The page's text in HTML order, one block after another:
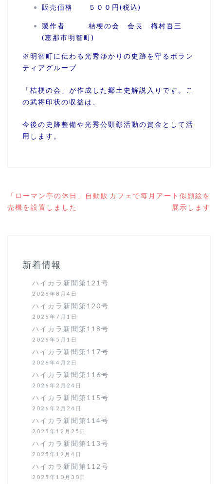
販売価格 ５００円(税込)
製作者 桔梗の会 会長 梅村吾三
(恵那市明智町)
※明智町に伝わる光秀ゆかりの史跡を守るボラン
ティアグループ
「桔梗の会」が作成した郷土史解説入りです。こ
の武将印状の収益は、
今後の史跡整備や光秀公顕彰活動の資金として活
用します。
投
稿
ナ
「ローマン亭の休日」自動販
売機を設置しました
カフェで毎月アート似顔絵を
展示します
新着情報
ハイカラ新聞第121号
2026年8月4日
ハイカラ新聞第120号
2026年7月1日
ハイカラ新聞第118号
2026年5月1日
ハイカラ新聞第117号
2026年4月2日
ハイカラ新聞第116号
2026年2月24日
ハイカラ新聞第115号
2026年2月24日
ハイカラ新聞第114号
2025年12月25日
ハイカラ新聞第113号
2025年12月4日
ハイカラ新聞第112号
2025年10月30日